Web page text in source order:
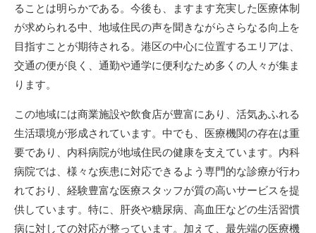
ることは明らかである。今後も、ますます充実した医療体制
が求められる中、地域住民の声を聞きながらさらなる向上を
目指すことが期待される。港区の中心に位置するエリアは、
交通の便が良く、通勤や通学に便利なため多くの人々が集ま
ります。
この地域には商業施設や飲食店が豊富にあり、活気あふれる
生活環境が形成されています。中でも、医療機関の存在は重
要であり、内科病院が地域住民の健康を支えています。内科
病院では、様々な疾患に対応できるよう専門的な診療が行わ
れており、経験豊富な医療スタッフが質の高いサービスを提
供しています。特に、肝炎や糖尿病、高血圧などの生活習慣
病に対しての対応が整っています。加えて、最先端の医療機